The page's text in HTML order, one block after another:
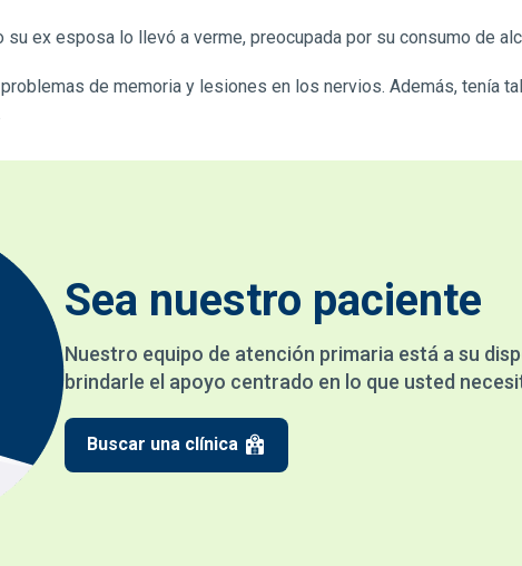
ex esposa lo llevó a verme, preocupada por su consumo de
de memoria y lesiones en los nervios. Además, tenía
Sea nuestro paciente
Nuestro equipo de atención primaria está a su
brindarle el apoyo centrado en lo que usted
Buscar una clínica